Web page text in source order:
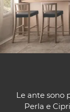
Le ante sono
Perla e